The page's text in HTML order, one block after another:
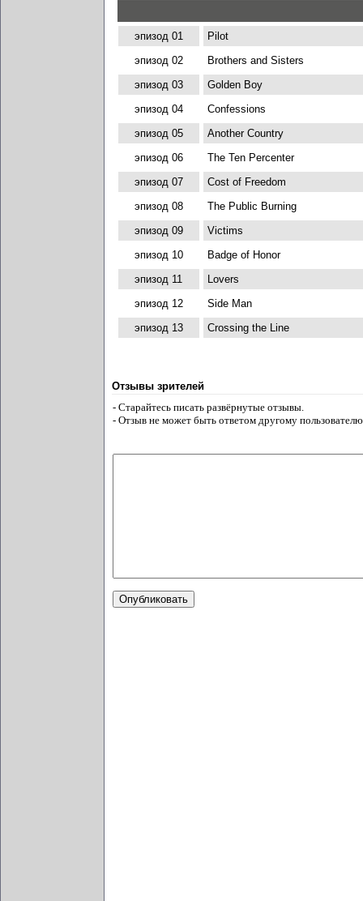
эпизод 01
Pilot
эпизод 02
Brothers and Sisters
эпизод 03
Golden Boy
эпизод 04
Confessions
эпизод 05
Another Country
эпизод 06
The Ten Percenter
эпизод 07
Cost of Freedom
эпизод 08
The Public Burning
эпизод 09
Victims
эпизод 10
Badge of Honor
эпизод 11
Lovers
эпизод 12
Side Man
эпизод 13
Crossing the Line
Отзывы зрителей
- Старайтесь писать развёрнутые отзывы.
- Отзыв не может быть ответом другому